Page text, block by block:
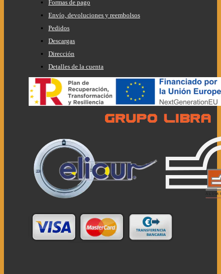
Formas de pago
Envío, devoluciones y reembolsos
Pedidos
Descargas
Dirección
Detalles de la cuenta